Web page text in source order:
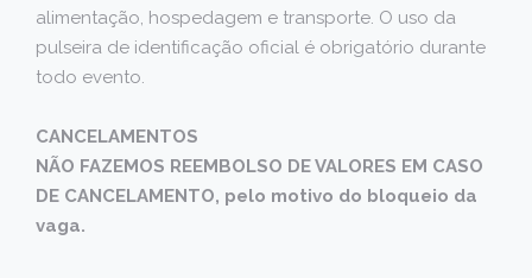
alimentação, hospedagem e transporte. O uso da
pulseira de identificação oficial é obrigatório durante
todo evento.
CANCELAMENTOS
NÃO FAZEMOS REEMBOLSO DE VALORES EM CASO
DE CANCELAMENTO, pelo motivo do bloqueio da
vaga.